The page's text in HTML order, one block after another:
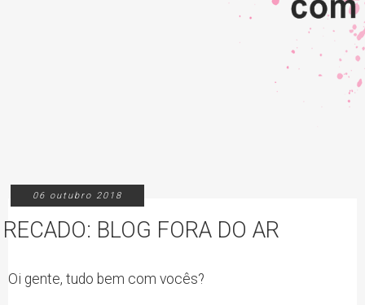
06 outubro 2018
RECADO: BLOG FORA DO AR
Oi gente, tudo bem com vocês?